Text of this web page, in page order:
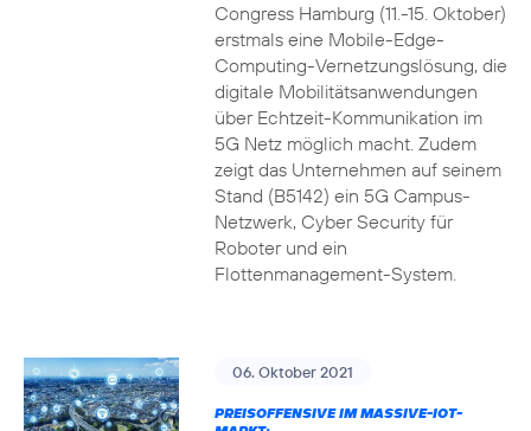
Congress Hamburg (11.-15. Oktober)
erstmals eine Mobile-Edge-
Computing-Vernetzungslösung, die
digitale Mobilitätsanwendungen
über Echtzeit-Kommunikation im
5G Netz möglich macht. Zudem
zeigt das Unternehmen auf seinem
Stand (B5142) ein 5G Campus-
Netzwerk, Cyber Security für
Roboter und ein
Flottenmanagement-System.
06. Oktober 2021
PREISOFFENSIVE IM MASSIVE-IOT-